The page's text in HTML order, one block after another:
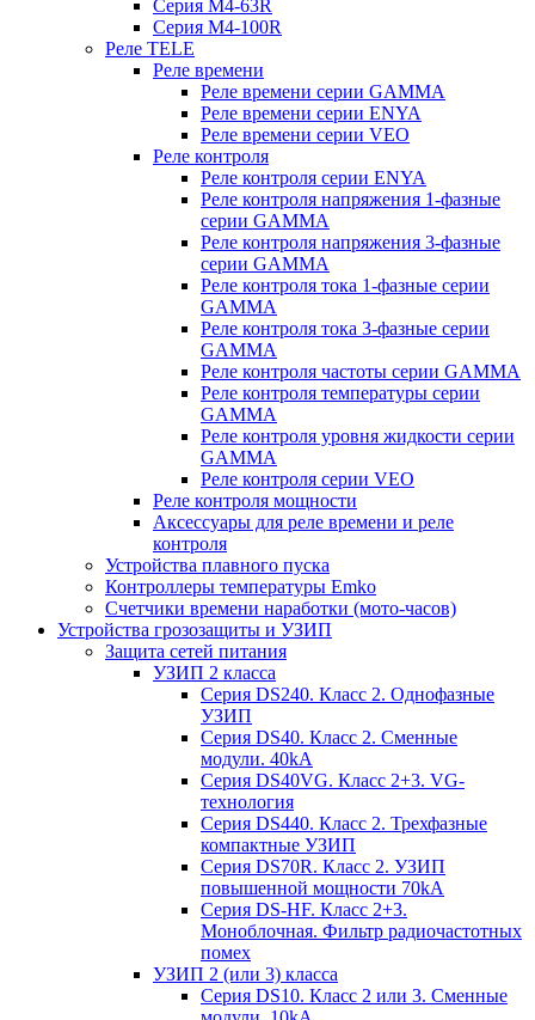
Серия M4-63R
Серия M4-100R
Реле TELE
Реле времени
Реле времени серии GAMMA
Реле времени серии ENYA
Реле времени серии VEO
Реле контроля
Реле контроля серии ENYA
Реле контроля напряжения 1-фазные
серии GAMMA
Реле контроля напряжения 3-фазные
серии GAMMA
Реле контроля тока 1-фазные серии
GAMMA
Реле контроля тока 3-фазные серии
GAMMA
Реле контроля частоты серии GAMMA
Реле контроля температуры серии
GAMMA
Реле контроля уровня жидкости серии
GAMMA
Реле контроля серии VEO
Реле контроля мощности
Аксессуары для реле времени и реле
контроля
Устройства плавного пуска
Контроллеры температуры Emko
Счетчики времени наработки (мото-часов)
Устройства грозозащиты и УЗИП
Защита сетей питания
УЗИП 2 класса
Серия DS240. Класс 2. Однофазные
УЗИП
Серия DS40. Класс 2. Сменные
модули. 40kA
Серия DS40VG. Класс 2+3. VG-
технология
Серия DS440. Класс 2. Трехфазные
компактные УЗИП
Серия DS70R. Класс 2. УЗИП
повышенной мощности 70kA
Серия DS-HF. Класс 2+3.
Моноблочная. Фильтр радиочастотных
помех
УЗИП 2 (или 3) класса
Серия DS10. Класс 2 или 3. Сменные